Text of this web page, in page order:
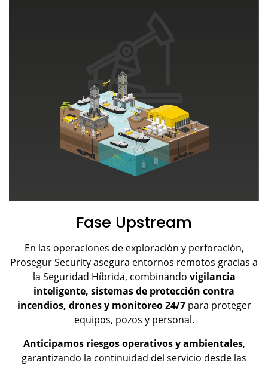
Fase Upstream
En las operaciones de exploración y perforación,
Prosegur Security asegura entornos remotos gracias a
la Seguridad Híbrida, combinando vigilancia
inteligente, sistemas de protección contra
incendios, drones y monitoreo 24/7 para proteger
equipos, pozos y personal.
Anticipamos riesgos operativos y ambientales,
garantizando la continuidad del servicio desde las